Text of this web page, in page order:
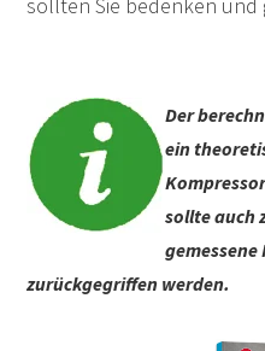
Der
ein
sollte auch
gemessene
zurückgegriffen werden.